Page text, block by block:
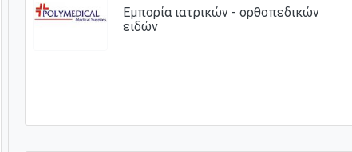
Εμπορία ιατρικών - ορθοπεδικών
ειδών